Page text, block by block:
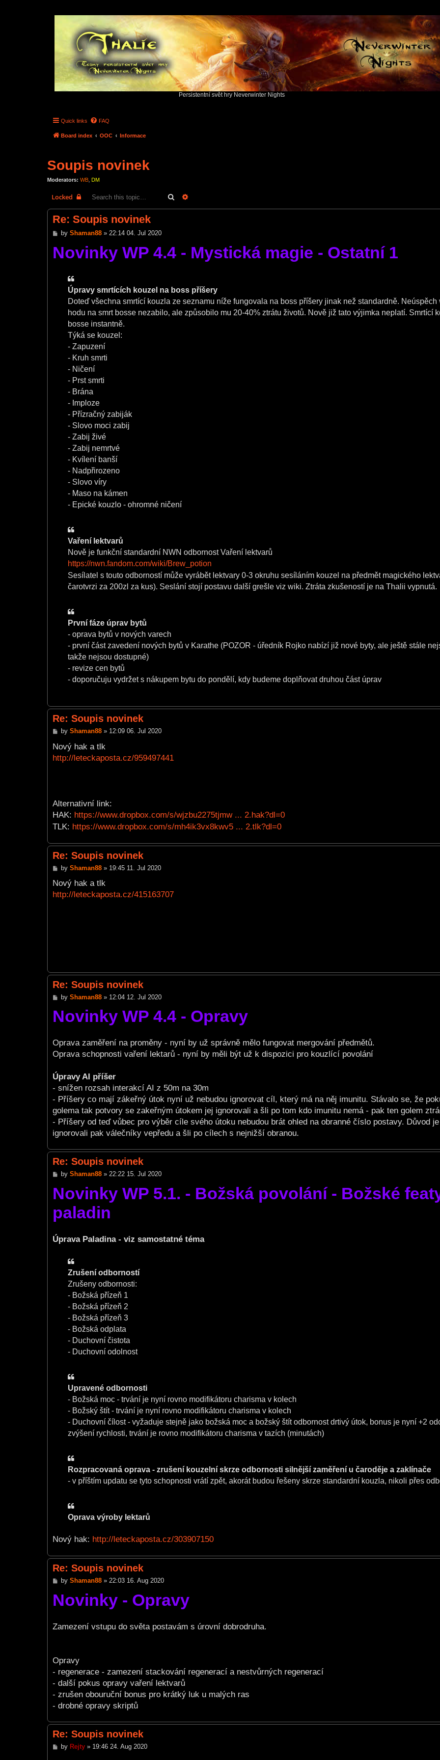
Persistentní svět hry Neverwinter Nights
Quick links FAQ
Board index OOC Informace
Soupis novinek
Moderators: WB DM
Locked Search
Re: Soupis novinek
P
s
t
by Shaman88» 22:14 04. Jul 2020
Novinky WP 4.4 - Mystická magie - Ostatní 1
Úpravy smrtících kouzel na boss příšery
Doteď všechna smrtící kouzla ze seznamu níže fungovala na boss příšery jinak než standardně. Neúspěch
hodu na smrt bosse nezabilo, ale způsobilo mu 20-40% ztrátu životů. Nově již tato výjimka neplatí. Smrtící
bosse instantně.
Týká se kouzel:
- Zapuzení
- Kruh smrti
- Ničení
- Prst smrti
- Brána
- Imploze
- Přízračný zabiják
- Slovo moci zabij
- Zabij živé
- Zabij nemrtvé
- Kvílení banší
- Nadpřirozeno
- Slovo víry
- Maso na kámen
- Epické kouzlo - ohromné ničení
Vaření lektvarů
Nově je funkční standardní NWN odbornost Vaření lektvarů
https://nwn.fandom.com/wiki/Brew_potion
Sesílatel s touto odborností může vyrábět lektvary 0-3 okruhu sesíláním kouzel na předmět magického
čarotvrzi za 200zl za kus). Seslání stojí postavu další grešle viz wiki. Ztráta zkušeností je na Thalii vypnutá.
První fáze úprav bytů
- oprava bytů v nových varech
- první část zavedení nových bytů v Karathe (POZOR - úředník Rojko nabízí již nové byty, ale ještě stále
takže nejsou dostupné)
- revize cen bytů
- doporučuju vydržet s nákupem bytu do pondělí, kdy budeme doplňovat druhou část úprav
Re: Soupis novinek
P
s
by Shaman88» 12:09 06. Jul 2020
Nový hak a tlk
http://leteckaposta.cz/959497441
Alternativní link:
HAK: https://www.dropbox.com/s/wjzbu2275tjmw ... 2.hak?dl=0
TLK: https://www.dropbox.com/s/mh4ik3vx8kwv5 ... 2.tlk?dl=0
Re: Soupis novinek
P
s
by Shaman88» 19:45 11. Jul 2020
Nový hak a tlk
http://leteckaposta.cz/415163707
Re: Soupis novinek
P
s
t
by Shaman88» 12:04 12. Jul 2020
Novinky WP 4.4 - Opravy
Oprava zaměření na proměny - nyní by už správně mělo fungovat mergování předmětů.
Oprava schopnosti vaření lektarů - nyní by měli být už k dispozici pro kouzlící povolání
Úpravy AI příšer
- snížen rozsah interakcí AI z 50m na 30m
- Příšery co mají zákeřný útok nyní už nebudou ignorovat cíl, který má na něj imunitu. Stávalo se, že
golema tak potvory se zakeřným útokem jej ignorovali a šli po tom kdo imunitu nemá - pak ten golem
- Příšery od teď vůbec pro výběr cíle svého útoku nebudou brát ohled na obranné číslo postavy. Důvod
ignorovali pak válečníky vepředu a šli po cílech s nejnižší obranou.
Re: Soupis novinek
P
s
t
by Shaman88» 22:22 15. Jul 2020
Novinky WP 5.1. - Božská povolání - Božské
paladin
Úprava Paladina - viz samostatné téma
Zrušení odborností
Zrušeny odbornosti:
- Božská přízeň 1
- Božská přízeň 2
- Božská přízeň 3
- Božská odplata
- Duchovní čistota
- Duchovní odolnost
Upravené odbornosti
- Božská moc - trvání je nyní rovno modifikátoru charisma v kolech
- Božský štít - trvání je nyní rovno modifikátoru charisma v kolech
- Duchovní čílost - vyžaduje stejně jako božská moc a božský štít odbornost drtivý útok, bonus je nyní +2
zvýšení rychlosti, trvání je rovno modifikátoru charisma v tazích (minutách)
Rozpracovaná oprava - zrušení kouzelní skrze odbornosti silnější zaměření u čaroděje a zaklínače
- v příštím updatu se tyto schopnosti vrátí zpět, akorát budou řešeny skrze standardní kouzla, nikoli přes
Oprava výroby lektarů
Nový hak: http://leteckaposta.cz/303907150
Re: Soupis novinek
P
s
t
by Shaman88» 22:03 16. Aug 2020
Novinky - Opravy
Zamezení vstupu do světa postavám s úrovní dobrodruha.
Opravy
- regenerace - zamezení stackování regenerací a nestvůrných regenerací
- další pokus opravy vaření lektvarů
- zrušen obouruční bonus pro krátký luk u malých ras
- drobné opravy skriptů
Re: Soupis novinek
Pby Rejty» 19:46 24. Aug 2020